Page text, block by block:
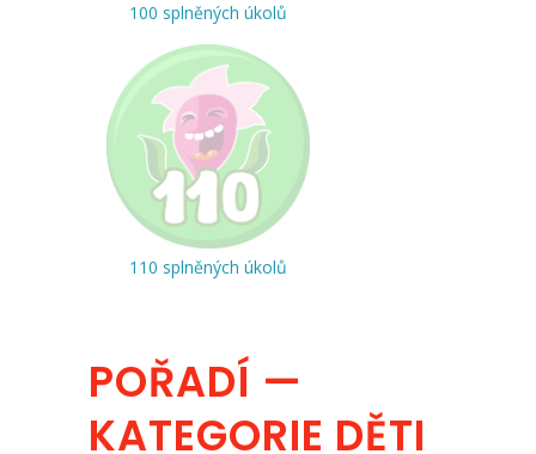
100 splněných úkolů
110 splněných úkolů
POŘADÍ —
KATEGORIE DĚTI